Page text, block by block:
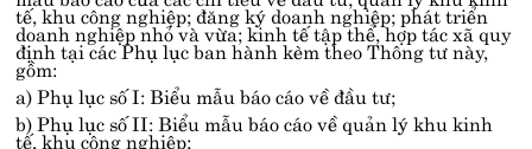
tế, khu công nghiệp; đăng ký doanh nghiệp; phát triển
doanh nghiệp nhỏ và vừa; kinh tế tập thể, hợp tác xã quy
định tại các Phụ lục ban hành kèm theo Thông tư này,
gồm:
a)Phụ lục số I: Biểu mẫu báo cáo về đầu tư;
b)Phụ lục số II: Biểu mẫu báo cáo về quản lý khu kinh
tế, khu công nghiệp;